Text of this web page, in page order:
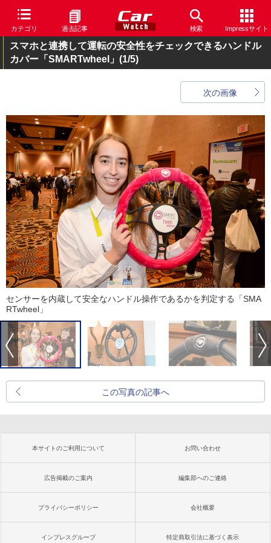
カテゴリ 過去記事 検索 Impressサイト
スマホと連携して運転の安全性をチェックできるハンドル
カバー「SMARTwheel」 (1/5)
次の画像
センサーを内蔵して安全なハンドル操作であるかを判定する「SMA
RTwheel」
この写真の記事へ
本サイトのご利用について お問い合わせ
広告掲載のご案内 編集部へのご連絡
プライバシーポリシー 会社概要
インプレスグループ 特定商取引法に基づく表示